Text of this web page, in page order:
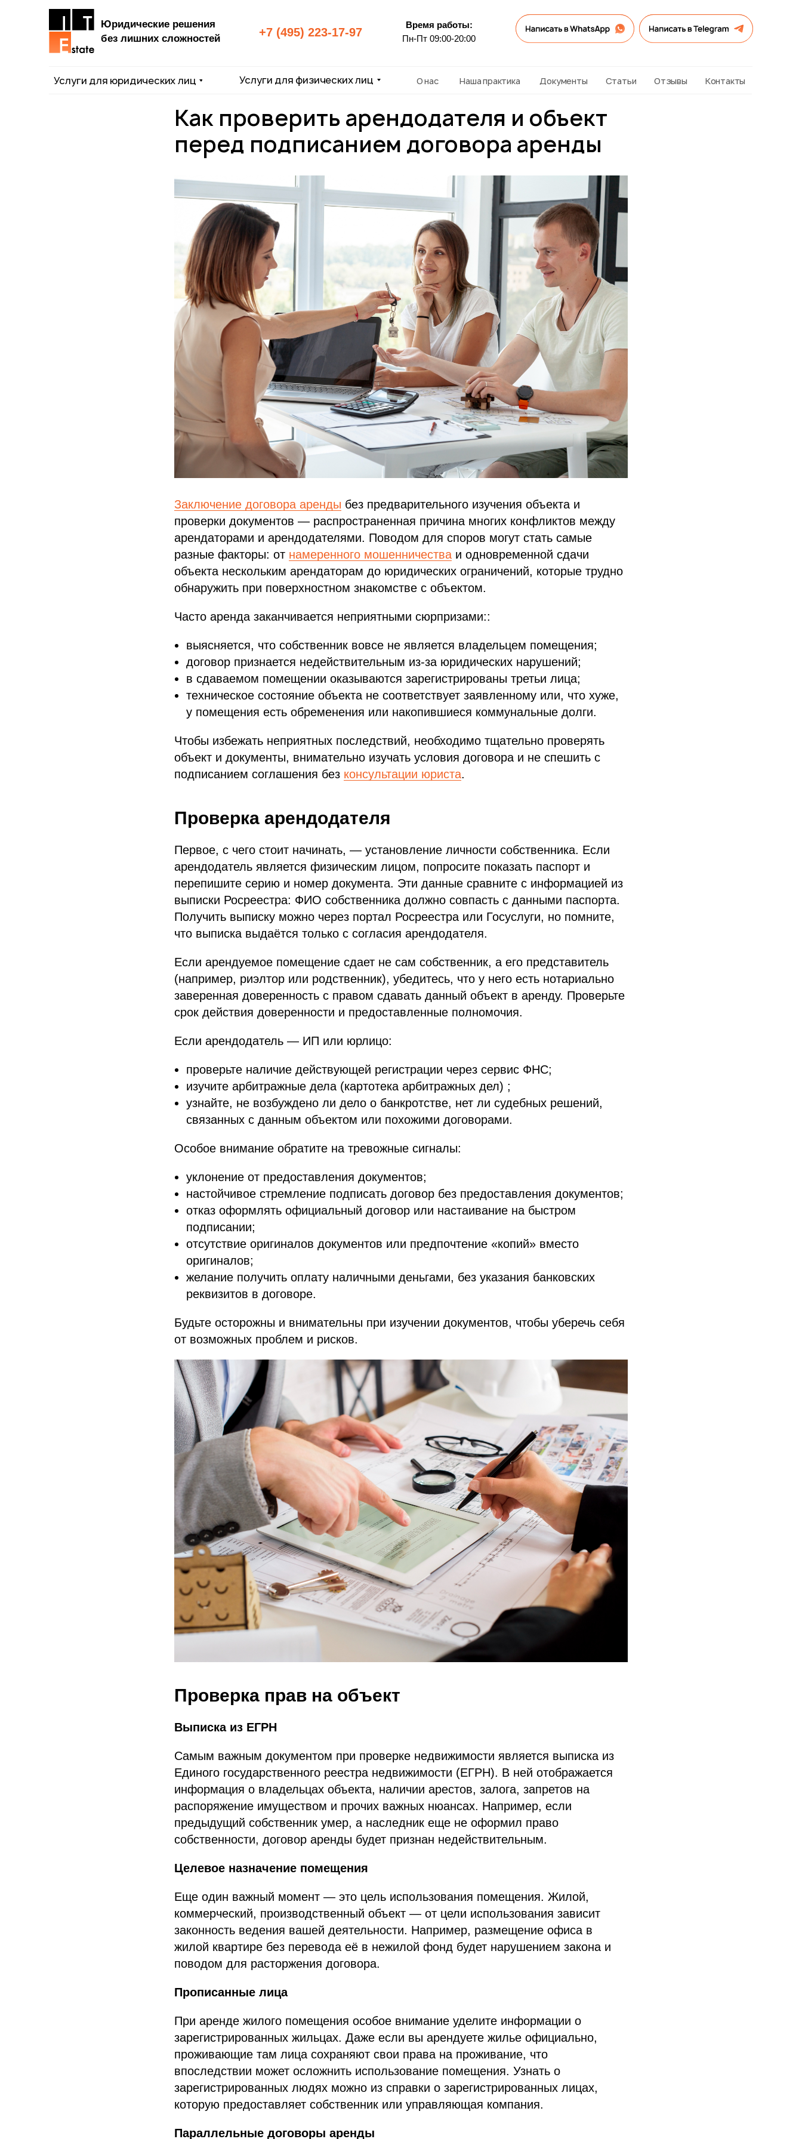
+7 (495) 223-17-97
Время работы:
Пн-Пт 09:00-20:00
Юридические решения
без лишних сложностей
Контакты
Отзывы
Статьи
О нас Документы
Наша практика
Услуги для физических лиц
Услуги для юридических лиц
Как проверить арендодателя и объект
перед подписанием договора аренды
Заключение договора аренды без предварительного изучения объекта и
проверки документов — распространенная причина многих конфликтов между
арендаторами и арендодателями. Поводом для споров могут стать самые
разные факторы: от намеренного мошенничества и одновременной сдачи
объекта нескольким арендаторам до юридических ограничений, которые трудно
обнаружить при поверхностном знакомстве с объектом.
Часто аренда заканчивается неприятными сюрпризами::
выясняется, что собственник вовсе не является владельцем помещения;
договор признается недействительным из-за юридических нарушений;
в сдаваемом помещении оказываются зарегистрированы третьи лица;
техническое состояние объекта не соответствует заявленному или, что хуже,
у помещения есть обременения или накопившиеся коммунальные долги.
Чтобы избежать неприятных последствий, необходимо тщательно проверять
объект и документы, внимательно изучать условия договора и не спешить с
подписанием соглашения без консультации юриста.
Проверка арендодателя
Первое, с чего стоит начинать, — установление личности собственника. Если
арендодатель является физическим лицом, попросите показать паспорт и
перепишите серию и номер документа. Эти данные сравните с информацией из
выписки Росреестра: ФИО собственника должно совпасть с данными паспорта.
Получить выписку можно через портал Росреестра или Госуслуги, но помните,
что выписка выдаётся только с согласия арендодателя.
Если арендуемое помещение сдает не сам собственник, а его представитель
(например, риэлтор или родственник), убедитесь, что у него есть нотариально
заверенная доверенность с правом сдавать данный объект в аренду. Проверьте
срок действия доверенности и предоставленные полномочия.
Если арендодатель — ИП или юрлицо:
проверьте наличие действующей регистрации через сервис ФНС;
изучите арбитражные дела (картотека арбитражных дел) ;
узнайте, не возбуждено ли дело о банкротстве, нет ли судебных решений,
связанных с данным объектом или похожими договорами.
Особое внимание обратите на тревожные сигналы:
уклонение от предоставления документов;
настойчивое стремление подписать договор без предоставления документов;
отказ оформлять официальный договор или настаивание на быстром
подписании;
отсутствие оригиналов документов или предпочтение «копий» вместо
оригиналов;
желание получить оплату наличными деньгами, без указания банковских
реквизитов в договоре.
Будьте осторожны и внимательны при изучении документов, чтобы уберечь себя
от возможных проблем и рисков.
Проверка прав на объект
Выписка из ЕГРН
Самым важным документом при проверке недвижимости является выписка из
Единого государственного реестра недвижимости (ЕГРН). В ней отображается
информация о владельцах объекта, наличии арестов, залога, запретов на
распоряжение имуществом и прочих важных нюансах. Например, если
предыдущий собственник умер, а наследник еще не оформил право
собственности, договор аренды будет признан недействительным.
Целевое назначение помещения
Еще один важный момент — это цель использования помещения. Жилой,
коммерческий, производственный объект — от цели использования зависит
законность ведения вашей деятельности. Например, размещение офиса в
жилой квартире без перевода её в нежилой фонд будет нарушением закона и
поводом для расторжения договора.
Прописанные лица
При аренде жилого помещения особое внимание уделите информации о
зарегистрированных жильцах. Даже если вы арендуете жилье официально,
проживающие там лица сохраняют свои права на проживание, что
впоследствии может осложнить использование помещения. Узнать о
зарегистрированных людях можно из справки о зарегистрированных лицах,
которую предоставляет собственник или управляющая компания.
Параллельные договоры аренды